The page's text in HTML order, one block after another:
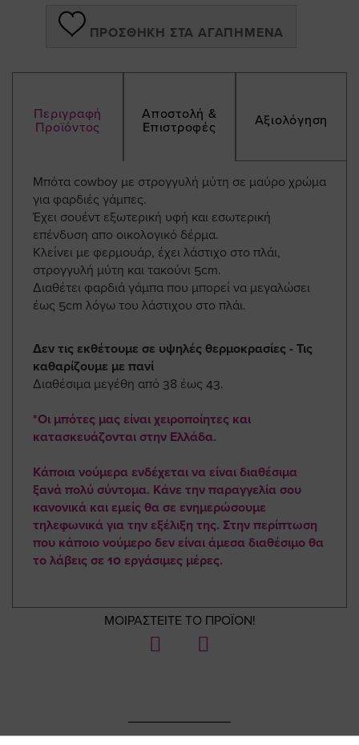
ΠΡΟΣΘΉΚΗ ΣΤΑ ΑΓΑΠΗΜΈΝΑ
Περιγραφή
Προϊόντος
Αποστολή &
Επιστροφές
Αξιολόγηση
Μπότα cowboy με στρογγυλή μύτη σε μαύρο χρώμα
για φαρδιές γάμπες.
Έχει σουέντ εξωτερική υφή και εσωτερική
επένδυση απο οικολογικό δέρμα.
Κλείνει με φερμουάρ, έχει λάστιχο στο πλάι,
στρογγυλή μύτη και τακούνι 5cm.
Διαθέτει φαρδιά γάμπα που μπορεί να μεγαλώσει
έως 5cm λόγω του λάστιχου στο πλάι.
Δεν τις εκθέτουμε σε υψηλές θερμοκρασίες - Τις
καθαρίζουμε με πανί
Διαθέσιμα μεγέθη από 38 έως 43.
*Οι μπότες μας είναι χειροποίητες και
κατασκευάζονται στην Ελλάδα.
Κάποια νούμερα ενδέχεται να είναι διαθέσιμα
ξανά πολύ σύντομα. Κάνε την παραγγελία σου
κανονικά και εμείς θα σε ενημερώσουμε
τηλεφωνικά για την εξέλιξη της. Στην περίπτωση
που κάποιο νούμερο δεν είναι άμεσα διαθέσιμο θα
το λάβεις σε 10 εργάσιμες μέρες.
ΜΟΙΡΑΣΤΕΙΤΕ ΤΟ ΠΡΟΪΟΝ!